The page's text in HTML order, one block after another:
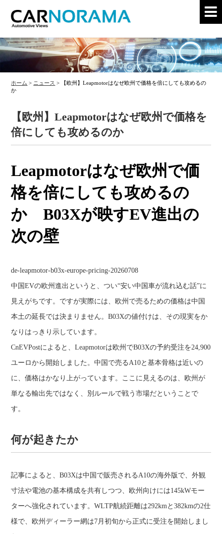
ホーム > ニュース >
【欧州】Leapmotorはなぜ欧州で価格を倍にしても攻めるの
か
【欧州】Leapmotorはなぜ欧州で価格を
倍にしても攻めるのか
Leapmotorはなぜ欧州で価
格を倍にしても攻めるの
か B03Xが映すEV進出の
次の壁
de-leapmotor-b03x-europe-pricing-20260708
中国EVの欧州進出というと、つい“安い中国車が流れ込む話”に
見えがちです。ですが実際には、欧州で売るための価格は中国
本土の延長では決まりません。B03Xの値付けは、その現実をか
なりはっきり示しています。
CnEVPostによると、Leapmotorは欧州でB03Xの予約受注を24,900
ユーロから開始しました。中国で売るA10と基本骨格は近いの
に、価格はかなり上がっています。ここに見えるのは、欧州が
単なる輸出先ではなく、別ルールで戦う市場だということで
す。
何が起きたか
記事によると、B03Xは中国で販売されるA10の海外版で、外観
寸法や電池の基本構成を共有しつつ、欧州向けには145kWモー
ターへ強化されています。WLTP航続距離は292kmと382kmの2仕
様で、欧州ディーラー網は7月初旬から正式に受注を開始しまし